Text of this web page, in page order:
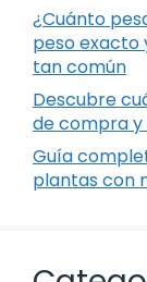
¿Cuánto
peso exacto
tan común
Descubre
de compra
Guía
plantas con